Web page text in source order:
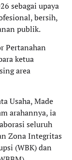
sebagai upaya
bersih,
publik.
Pertanahan
ketua
area
Usaha, Made
arahannya, ia
seluruh
Zona Integritas
(WBK) dan